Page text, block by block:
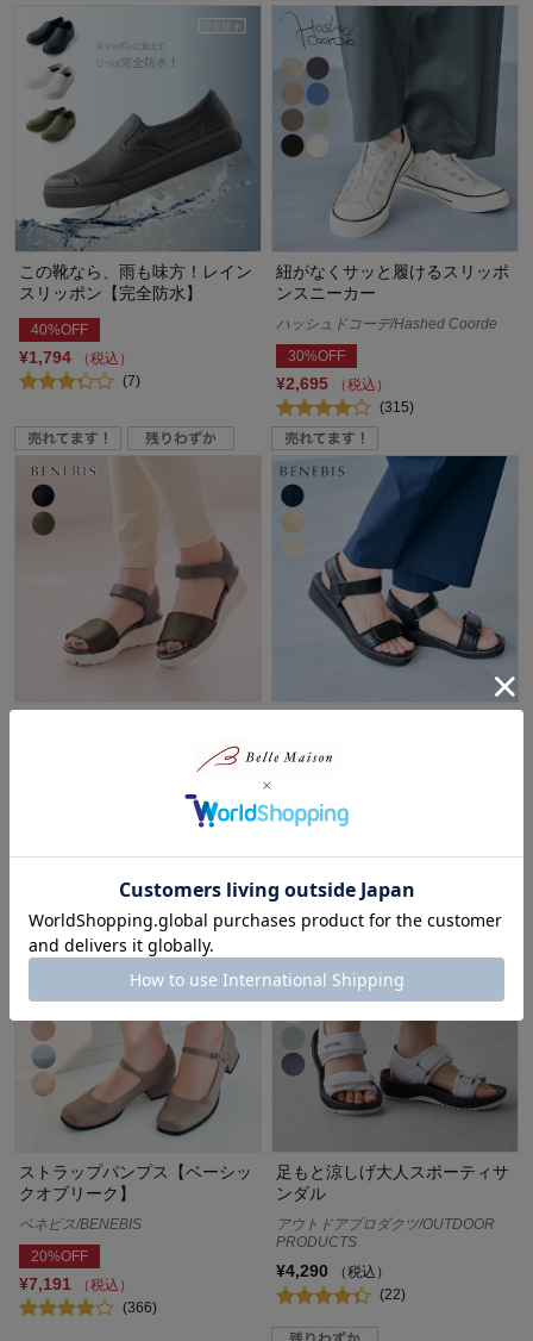
この靴なら、雨も味方！レイン
スリッポン【完全防水】
40%OFF
¥1,794
（税込）
(7)
紐がなくサッと履けるスリッポ
ンスニーカー
ハッシュドコーデ/Hashed Coorde
30%OFF
¥2,695
（税込）
(315)
(4)
40%OFF
(10)
ストラップパンプス【ベーシッ
クオブリーク】
ベネビス/BENEBIS
20%OFF
¥7,191
（税込）
(366)
足もと涼しげ大人スポーティサ
ンダル
アウトドアプロダクツ/OUTDOOR
PRODUCTS
¥4,290
（税込）
(22)